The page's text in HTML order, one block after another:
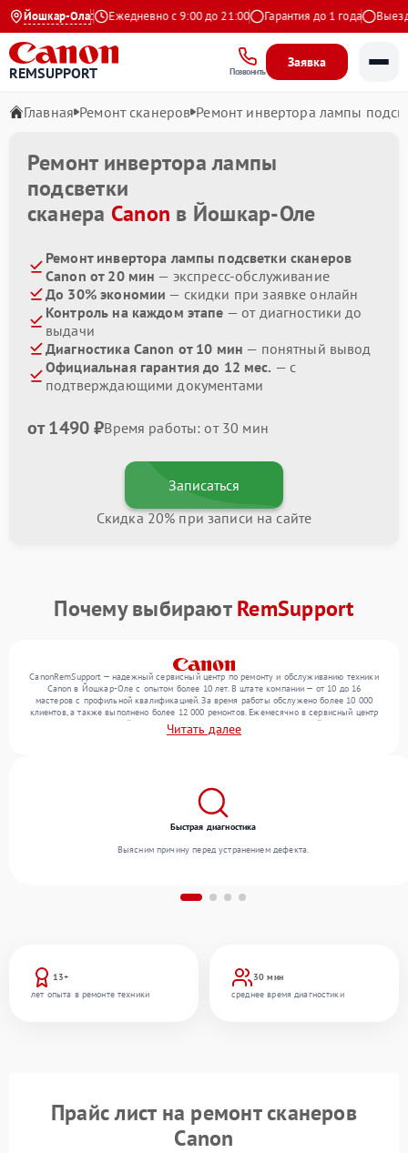
Йошкар-Ола
4.9 на Яндекс Ежедневно с 9:00 до 21:00 Гарантия до 1 года Выезд
REMSUPPORT Позвонить
Заявка
Главная Ремонт сканеров Ремонт инвертора лампы
Ремонт инвертора лампы
подсветки
сканера Canon в Йошкар-Оле
Ремонт инвертора лампы подсветки сканеров
Canon от 20 мин — экспресс-обслуживание
До 30% экономии — скидки при заявке онлайн
Контроль на каждом этапе — от диагностики до
выдачи
Диагностика Canon от 10 мин — понятный вывод
Официальная гарантия до 12 мес. — с
подтверждающими документами
от 1490 ₽Время работы: от 30 мин
Записаться
Скидка 20% при записи на сайте
Почему выбираютRemSupport
CanonRemSupport — надежный сервисный центр по ремонту и обслуживанию техники
Canon в Йошкар-Оле с опытом более 10 лет. В штате компании — от 10 до 16
мастеров с профильной квалификацией. За время работы обслужено более 10 000
клиентов, а также выполнено более 12 000 ремонтов. Ежемесячно в сервисный центр
поступает от 300 устройств, включая , , . Мы устраняем поломки любой сложности и
обеспечиваем надежный результат благодаря квалификации мастеров.
Читать далее
13+
лет опыта в ремонте техники
30 мин
среднее время диагностики
Быстрая диагностика
Выясним причину перед устранением дефекта.
Прайс лист на ремонт сканеров
Canon